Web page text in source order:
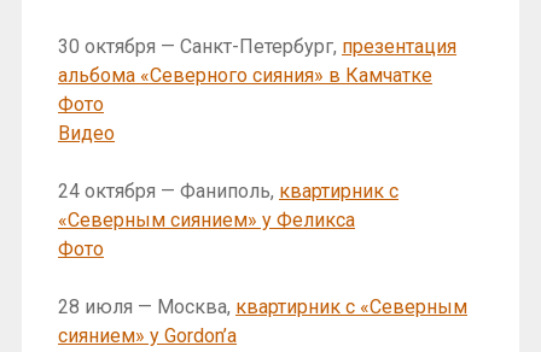
30 октября — Санкт-Петербург, презентация
альбома «Северного сияния» в Камчатке
Фото
Видео
24 октября — Фаниполь, квартирник с
«Северным сиянием» у Феликса
Фото
28 июля — Москва, квартирник с «Северным
сиянием» у Gordon’a